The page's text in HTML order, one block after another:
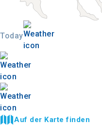
Today
Auf der Karte finden